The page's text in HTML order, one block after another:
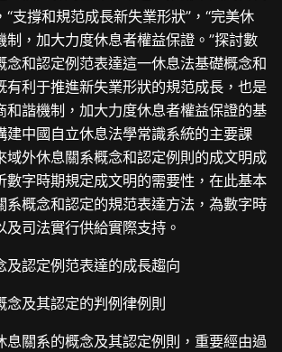
支撐和規范成長新失業形狀”，“完美休
制，加大力度休息者權益保證。”探討數
念和認定例范表達這一休息法基礎概念和
有利于推進新失業形狀的規范成長，也是
和諧機制，加大力度休息者權益保證的基
建中國自立休息法學常識系統的主要課
域外休息關系概念和認定例則的成文明成
數字時期規定成文明的需要性，在此基本
系概念和認定的規范表達方法，為數字時
司法實行供給實際支持。
及認定例范表達的成長趨向
念及其認定的判例律例則
息關系的概念及其認定例則，重要經由過